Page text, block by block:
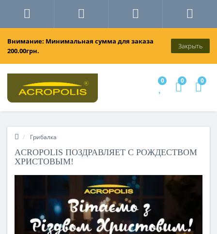
Внимание: Минимальная сумма для заказа
200.00грн.
Закрыть
0 0 0
Грибалка
ACROPOLIS ПОЗДРАВЛЯЕТ С РОЖДЕСТВОМ
ХРИСТОВЫМ!